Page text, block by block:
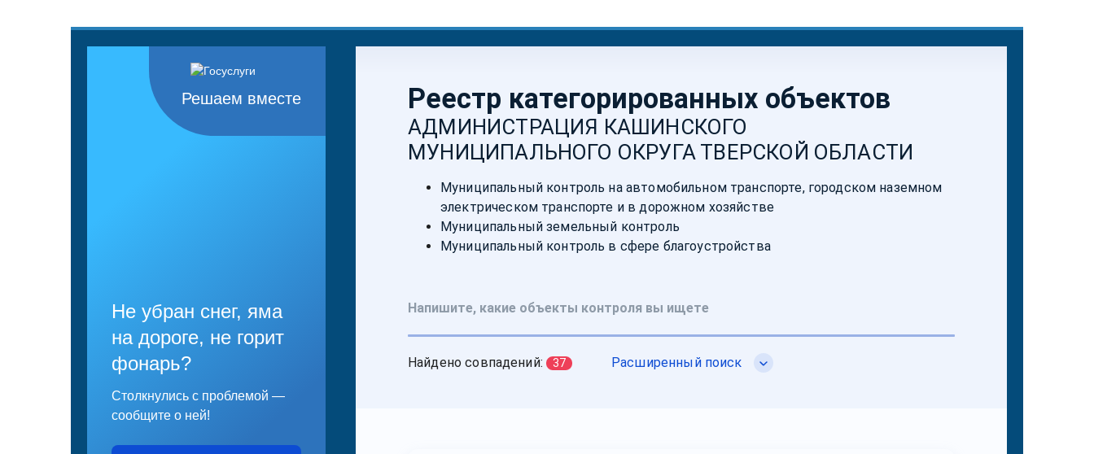
Решаем вместе
Не убран снег, яма
на дороге, не горит
фонарь?
Столкнулись с проблемой —
сообщите о ней!